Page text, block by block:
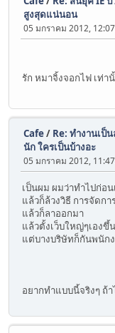
สูงสุดแน่นอน
05 มกราคม 2012,
รัก หมาจิ้งจอกไฟ เท่า
Cafe/ Re: ทำงานเป็
นัก ใครเป็นบ้างอะ
05 มกราคม 2012,
เป็นผม ผมว่าทำไปก่อน
แล้วก็ล้วงวิธี การจัดก
แล้วก็ลาออกมา
แล้วตั้งเว็บใหญ่ๆเองขึ้
แต่บางบริษัทก็กันพนัก
อยากทำแบบนี้จริงๆ ถ้